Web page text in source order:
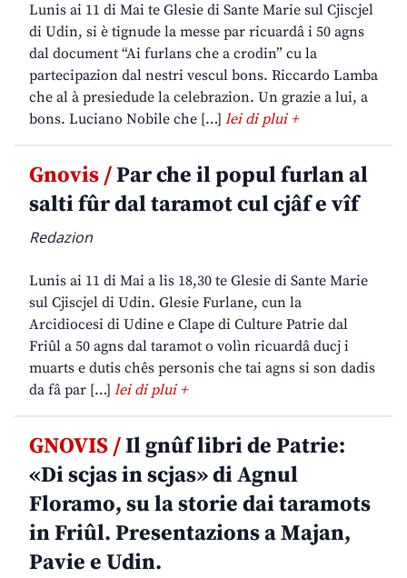
Lunis ai 11 di Mai te Glesie di Sante Marie sul Cjiscjel
di Udin, si è tignude la messe par ricuardâ i 50 agns
dal document “Ai furlans che a crodin” cu la
partecipazion dal nestri vescul bons. Riccardo Lamba
che al à presiedude la celebrazion. Un grazie a lui, a
bons. Luciano Nobile che […] lei di plui +
Gnovis /Par che il popul furlan al
salti fûr dal taramot cul cjâf e vîf
Redazion
Lunis ai 11 di Mai a lis 18,30 te Glesie di Sante Marie
sul Cjiscjel di Udin. Glesie Furlane, cun la
Arcidiocesi di Udine e Clape di Culture Patrie dal
Friûl a 50 agns dal taramot o volìn ricuardâ ducj i
muarts e dutis chês personis che tai agns si son dadis
da fâ par […] lei di plui +
GNOVIS /Il gnûf libri de Patrie:
«Di scjas in scjas» di Agnul
Floramo, su la storie dai taramots
in Friûl. Presentazions a Majan,
Pavie e Udin.